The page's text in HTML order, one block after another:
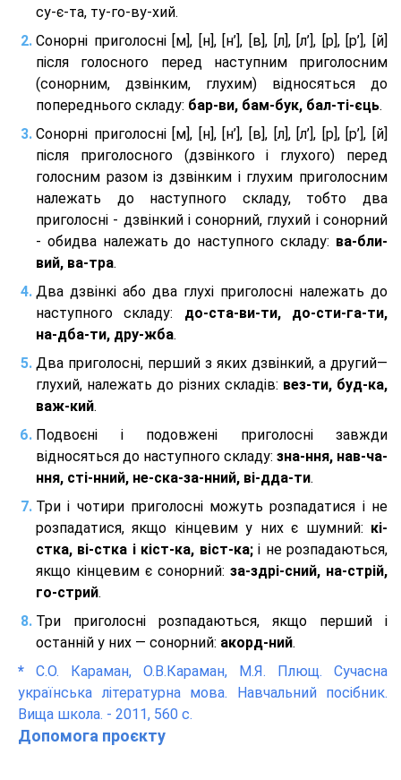
су-є-та, ту-го-ву-хий.
Сонорні приголосні [м], [н], [н’], [в], [л], [л’], [р], [р’], [й]
після голосного перед наступним приголосним
(сонорним, дзвінким, глухим) відносяться до
попереднього складу: бар-ви, бам-бук, бал-ті-єць.
Сонорні приголосні [м], [н], [н’], [в], [л], [л’], [р], [р’], [й]
після приголосного (дзвінкого і глухого) перед
голосним разом із дзвінким і глухим приголосним
належать до наступного складу, тобто два
приголосні - дзвінкий і сонорний, глухий і сонорний
- обидва належать до наступного складу: ва-бли-
вий, ва-тра.
Два дзвінкі або два глухі приголосні належать до
наступного складу: до-ста-ви-ти, до-сти-га-ти,
на-дба-ти, дру-жба.
Два приголосні, перший з яких дзвінкий, а другий—
глухий, належать до різних складів: вез-ти, буд-ка,
важ-кий.
Подвоєні і подовжені приголосні завжди
відносяться до наступного складу: зна-ння, нав-ча-
ння, сті-нний, не-ска-за-нний, ві-дда-ти.
Три і чотири приголосні можуть розпадатися і не
розпадатися, якщо кінцевим у них є шумний: кі-
стка, ві-стка і кіст-ка, віст-ка;і не розпадаються,
якщо кінцевим є сонорний: за-здрі-сний, на-стрій,
го-стрий.
Три приголосні розпадаються, якщо перший і
останній у них — сонорний: акорд-ний.
* С.О. Караман, О.В.Караман, М.Я. Плющ. Сучасна
українська літературна мова. Навчальний посібник.
Вища школа. - 2011, 560 с.
Допомога проєкту